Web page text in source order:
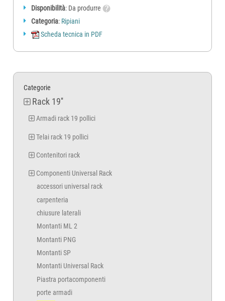
Disponibilità: Da produrre
Categoria: Ripiani
Scheda tecnica in PDF
Categorie
Rack 19''
Armadi rack 19 pollici
Telai rack 19 pollici
Contenitori rack
Componenti Universal Rack
accessori universal rack
carpenteria
chiusure laterali
Montanti ML 2
Montanti PNG
Montanti SP
Montanti Universal Rack
Piastra portacomponenti
porte armadi